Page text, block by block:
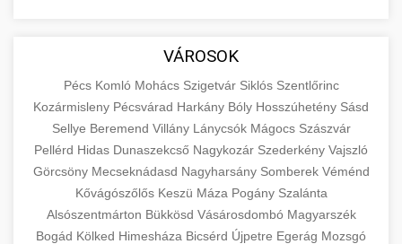
VÁROSOK
Pécs Komló Mohács Szigetvár Siklós Szentlőrinc
Kozármisleny Pécsvárad Harkány Bóly Hosszúhetény Sásd
Sellye Beremend Villány Lánycsók Mágocs Szászvár
Pellérd Hidas Dunaszekcső Nagykozár Szederkény Vajszló
Görcsöny Mecseknádasd Nagyharsány Somberek Véménd
Kővágószőlős Keszü Máza Pogány Szalánta
Alsószentmárton Bükkösd Vásárosdombó Magyarszék
Bogád Kölked Himesháza Bicsérd Újpetre Egerág Mozsgó